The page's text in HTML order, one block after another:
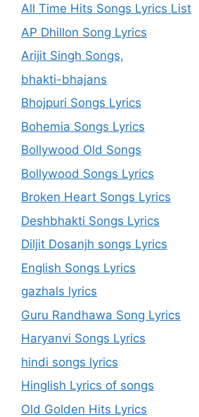
All Time Hits Songs Lyrics List
AP Dhillon Song Lyrics
Arijit Singh Songs,
bhakti-bhajans
Bhojpuri Songs Lyrics
Bohemia Songs Lyrics
Bollywood Old Songs
Bollywood Songs Lyrics
Broken Heart Songs Lyrics
Deshbhakti Songs Lyrics
Diljit Dosanjh songs Lyrics
English Songs Lyrics
gazhals lyrics
Guru Randhawa Song Lyrics
Haryanvi Songs Lyrics
hindi songs lyrics
Hinglish Lyrics of songs
Old Golden Hits Lyrics